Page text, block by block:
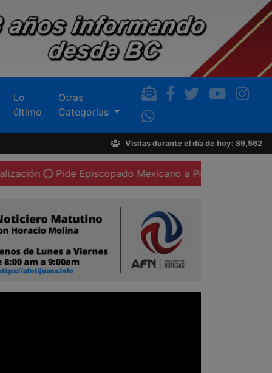
Lo
último
Otras
Categorías
Visitas durante el día de hoy: 89,562
Episcopado Mexicano a Pietro Parolin gestionar visita